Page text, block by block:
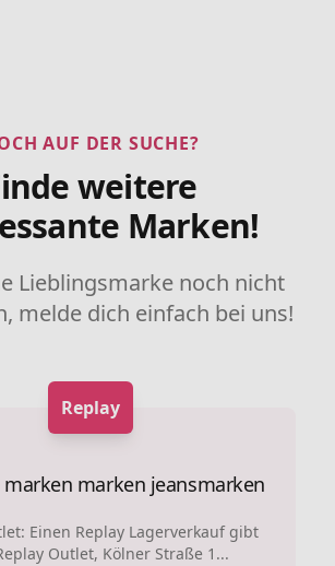
AUF DER SUCHE?
weitere
Marken!
Lieblingsmarke noch nicht
melde dich einfach bei uns!
Replay
marken jeansmarken
Einen Replay Lagerverkauf gibt
Outlet, Kölner Straße 1...